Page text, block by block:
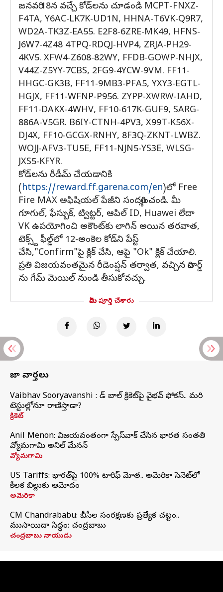
జనవరి 18న వచ్చే కోడ్‌లను చూడండి MCPT-FNXZ-
F4TA, Y6AC-LK7K-UD1N, HHNA-T6VK-Q9R7,
WD2A-TK3Z-EA55. E2F8-6ZRE-MK49, HFNS-
J6W7-4Z48 4TPQ-RDQJ-HVP4, ZRJA-PH29-
4KV5. XFW4-Z608-82WY, FFDB-GOWP-NHJX,
V44Z-Z5YY-7CBS, 2FG9-4YCW-9VM. FF11-
HHGC-GK3B, FF11-9MB3-PFA5, YXY3-EGTL-
HGJX, FF11-WFNP-P956. ZYPP-XWRW-IAHD,
FF11-DAKX-4WHV, FF10-617K-GUF9, SARG-
886A-V5GR. B6IY-CTNH-4PV3, X99T-K56X-
DJ4X, FF10-GCGX-RNHY, 8F3Q-ZKNT-LWBZ.
WOJJ-AFV3-TU5E, FF11-NJN5-YS3E, WLSG-
JXS5-KFYR.
కోడ్‌లను రీడీమ్ చేయడానికి
(https://reward.ff.garena.com/en)లో Free
Fire MAX అఫిషియల్ పేజీని సందర్శించండి. మీ
గూగుల్, ఫేస్బుక్, ట్విట్టర్, ఆపిల్ ID, Huawei లేదా
VK ఉపయోగించి అకౌంట్‌కు లాగిన్ అయిన తరవాత,
టెక్స్ట్ ఫీల్డ్‌లో 12-అంకెల కోడ్‌ని పేస్ట్
చేసి,"Confirm"పై క్లిక్ చేసి, ఆపై "Ok" క్లిక్ చేయాలి.
ప్రతి విజయవంతమైన రీడెంప్షన్ తర్వాత, వచ్చిన రివార్డ్
ను గేమ్ మెయిల్ నుండి తీసుకోవచ్చు.
మీరు పూర్తి చేశారు
తాజా వార్తలు
Vaibhav Sooryavanshi : రెడ్ బాల్ క్రికెట్‌పై వైభవ్ ఫోకస్.. మరి
టెస్టుల్లోనూ రాణిస్తాడా?
క్రికెట్
Anil Menon: విజయవంతంగా స్పేస్‌వాక్‌ చేసిన భారత సంతతి
వ్యోమగామి అనిల్‌ మేనన్
వ్యోమగామి
US Tariffs: భారత్‌పై 100% టారిఫ్‌ మోత.. అమెరికా సెనెట్‌లో
కీలక బిల్లుకు ఆమోదం
అమెరికా
CM Chandrababu: బీసీల సంరక్షణకు ప్రత్యేక చట్టం..
ముసాయిదా సిద్ధం: చంద్రబాబు
చంద్రబాబు నాయుడు